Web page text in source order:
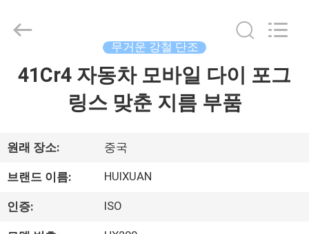
집
품
동
영
2026
JIANGSU
ENERGY
EQUIPMENT
무거운 강철 단조
41Cr4 자동차 모바일 다이 포그
링스 맞춘 지름 부품
원래 장소: 중국
브랜드 이름: HUIXUAN
인증: ISO